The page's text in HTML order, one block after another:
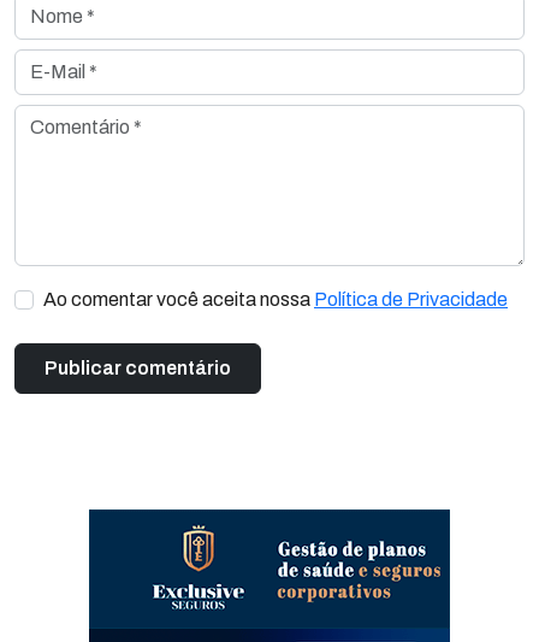
Nome *
E-Mail *
Comentário *
Ao comentar você aceita nossa Política de Privacidade